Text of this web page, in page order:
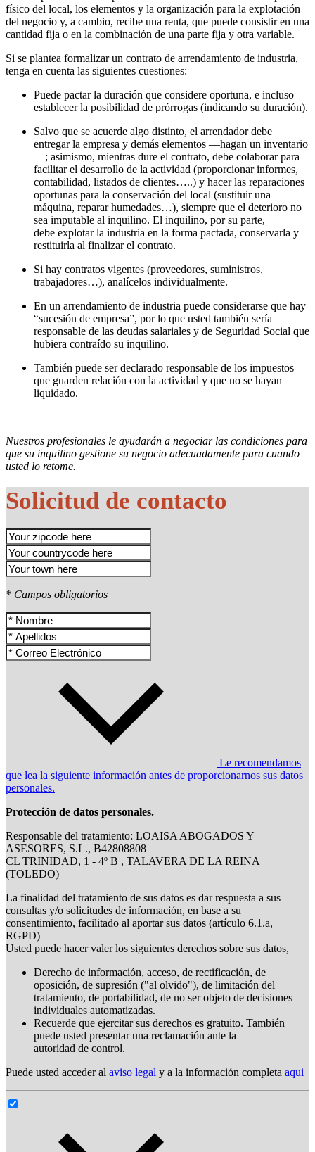
físico del local, los elementos y la organización para la explotación
del negocio y, a cambio, recibe una renta, que puede consistir en una
cantidad fija o en la combinación de una parte fija y otra variable.
Si se plantea formalizar un contrato de arrendamiento de industria,
tenga en cuenta las siguientes cuestiones:
Puede pactar la duración que considere oportuna, e incluso
establecer la posibilidad de prórrogas (indicando su duración).
Salvo que se acuerde algo distinto, el arrendador debe
entregar la empresa y demás elementos —hagan un inventario
—; asimismo, mientras dure el contrato, debe colaborar para
facilitar el desarrollo de la actividad (proporcionar informes,
contabilidad, listados de clientes…..) y hacer las reparaciones
oportunas para la conservación del local (sustituir una
máquina, reparar humedades…), siempre que el deterioro no
sea imputable al inquilino. El inquilino, por su parte,
debe explotar la industria en la forma pactada, conservarla y
restituirla al finalizar el contrato.
Si hay contratos vigentes (proveedores, suministros,
trabajadores…), analícelos individualmente.
En un arrendamiento de industria puede considerarse que hay
“sucesión de empresa”, por lo que usted también sería
responsable de las deudas salariales y de Seguridad Social que
hubiera contraído su inquilino.
También puede ser declarado responsable de los impuestos
que guarden relación con la actividad y que no se hayan
liquidado.
Nuestros profesionales le ayudarán a negociar las condiciones para
que su inquilino gestione su negocio adecuadamente para cuando
usted lo retome.
Solicitud de contacto
* Campos obligatorios
Le recomendamos
que lea la siguiente información antes de proporcionarnos sus datos
personales.
Protección de datos personales.
Responsable del tratamiento: LOAISA ABOGADOS Y
ASESORES, S.L., B42808808
CL TRINIDAD, 1 - 4º B , TALAVERA DE LA REINA
(TOLEDO)
La finalidad del tratamiento de sus datos es dar respuesta a sus
consultas y/o solicitudes de información, en base a su
consentimiento, facilitado al aportar sus datos (artículo 6.1.a,
RGPD)
Usted puede hacer valer los siguientes derechos sobre sus datos,
Derecho de información, acceso, de rectificación, de
oposición, de supresión ("al olvido"), de limitación del
tratamiento, de portabilidad, de no ser objeto de decisiones
individuales automatizadas.
Recuerde que ejercitar sus derechos es gratuito. También
puede usted presentar una reclamación ante la
autoridad de control.
Puede usted acceder al aviso legal y a la información completa aqui